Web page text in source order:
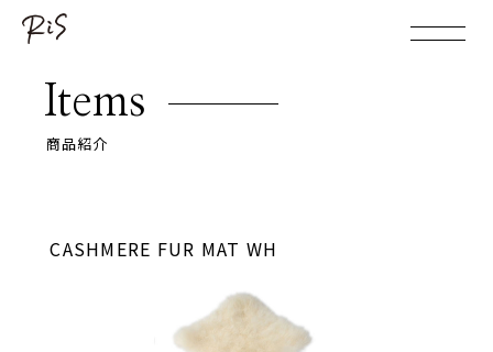
Items
商品紹介
CASHMERE FUR MAT WH